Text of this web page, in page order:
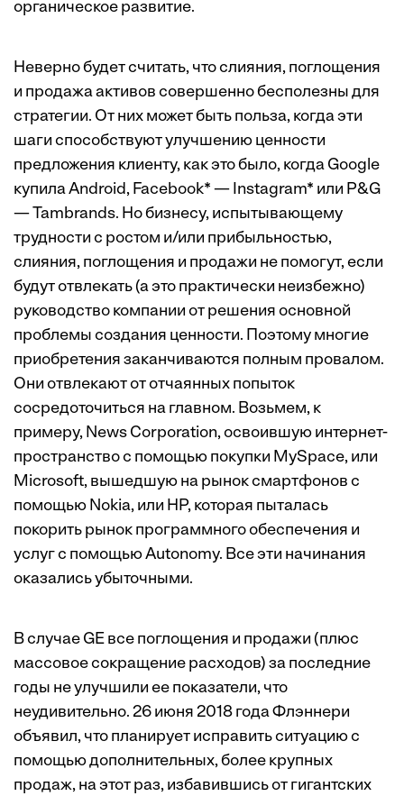
органическое развитие.
Неверно будет считать, что слияния, поглощения
и продажа активов совершенно бесполезны для
стратегии. От них может быть польза, когда эти
шаги способствуют улучшению ценности
предложения клиенту, как это было, когда Google
купила Android, Facebook* — Instagram* или P&G
— Tambrands. Но бизнесу, испытывающему
трудности с ростом и/или прибыльностью,
слияния, поглощения и продажи не помогут, если
будут отвлекать (а это практически неизбежно)
руководство компании от решения основной
проблемы создания ценности. Поэтому многие
приобретения заканчиваются полным провалом.
Они отвлекают от отчаянных попыток
сосредоточиться на главном. Возьмем, к
примеру, News Corporation, освоившую интернет-
пространство с помощью покупки MySpace, или
Microsoft, вышедшую на рынок смартфонов с
помощью Nokia, или HP, которая пыталась
покорить рынок программного обеспечения и
услуг с помощью Autonomy. Все эти начинания
оказались убыточными.
В случае GE все поглощения и продажи (плюс
массовое сокращение расходов) за последние
годы не улучшили ее показатели, что
неудивительно. 26 июня 2018 года Флэннери
объявил, что планирует исправить ситуацию с
помощью дополнительных, более крупных
продаж, на этот раз, избавившись от гигантских